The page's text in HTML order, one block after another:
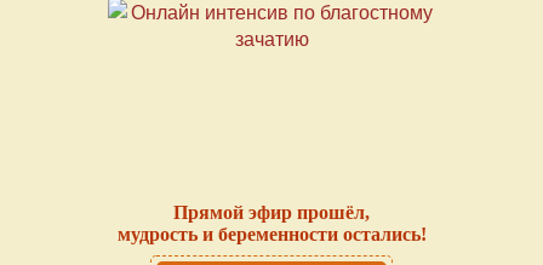
Прямой эфир прошёл,
мудрость и беременности остались!